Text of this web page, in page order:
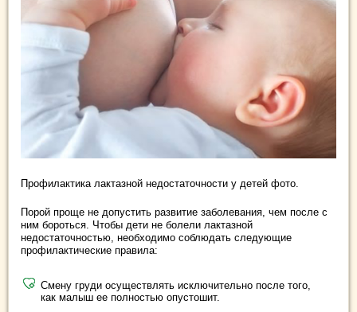
Профилактика лактазной недостаточности у детей фото.
Порой проще не допустить развитие заболевания, чем после с
ним бороться. Чтобы дети не болели лактазной
недостаточностью, необходимо соблюдать следующие
профилактические правила:
Смену груди осуществлять исключительно после того,
как малыш ее полностью опустошит.